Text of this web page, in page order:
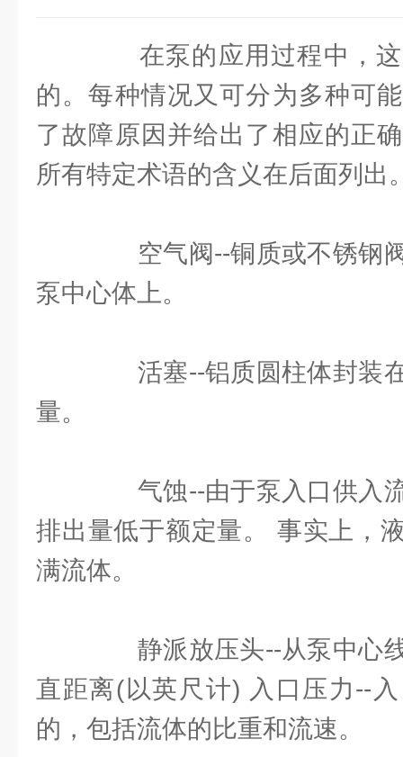
在泵的应用过程中，这
的。每种情况又可分为多种可
了故障原因并给出了相应的正
所有特定术语的含义在后面列出
空气阀--铜质或不锈钢
泵中心体上。
活塞--铝质圆柱体封装
量。
气蚀--由于泵入口供入
排出量低于额定量。 事实上，
满流体。
静派放压头--从泵中心
直距离(以英尺计) 入口压力--
的，包括流体的比重和流速。